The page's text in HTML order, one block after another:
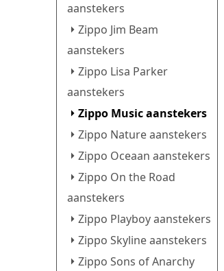
aanstekers
Zippo Jim Beam
aanstekers
Zippo Lisa Parker
aanstekers
Zippo Music aanstekers
Zippo Nature aanstekers
Zippo Oceaan aanstekers
Zippo On the Road
aanstekers
Zippo Playboy aanstekers
Zippo Skyline aanstekers
Zippo Sons of Anarchy